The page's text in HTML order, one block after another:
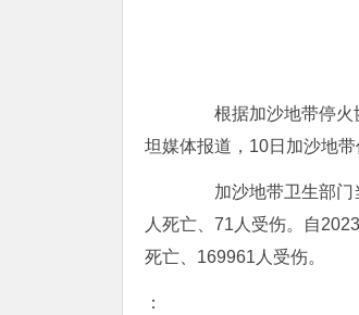
根据加沙地带停火协
坦媒体报道，10日加沙地带
加沙地带卫生部门当
人死亡、71人受伤。自
死亡、169961人受伤。
：